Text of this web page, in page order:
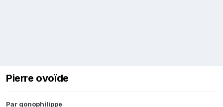
Pierre ovoïde
Par gonophilippe